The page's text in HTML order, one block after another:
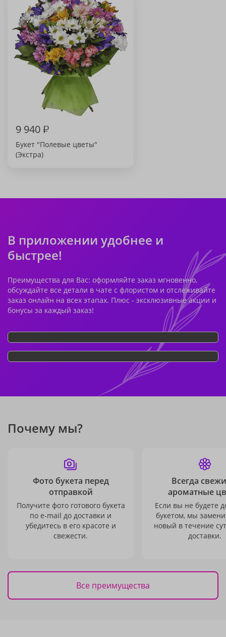
9 940₽
Букет "Полевые цветы"
(Экстра)
В приложении удобнее и
быстрее!
Преимущества для Вас: оформляйте заказ мгновенно,
обсуждайте все детали в чате с флористом и отслеживайте
заказ онлайн на всех этапах. Плюс - эксклюзивные акции и
бонусы за каждый заказ!
Почему мы?
Фото букета перед
отправкой
Получите фото готового букета
по e-mail до доставки и
убедитесь в его красоте и
свежести.
Всегда
ароматные
Если вы не будете
букетом, мы
новый в течение
доставки.
Все преимущества